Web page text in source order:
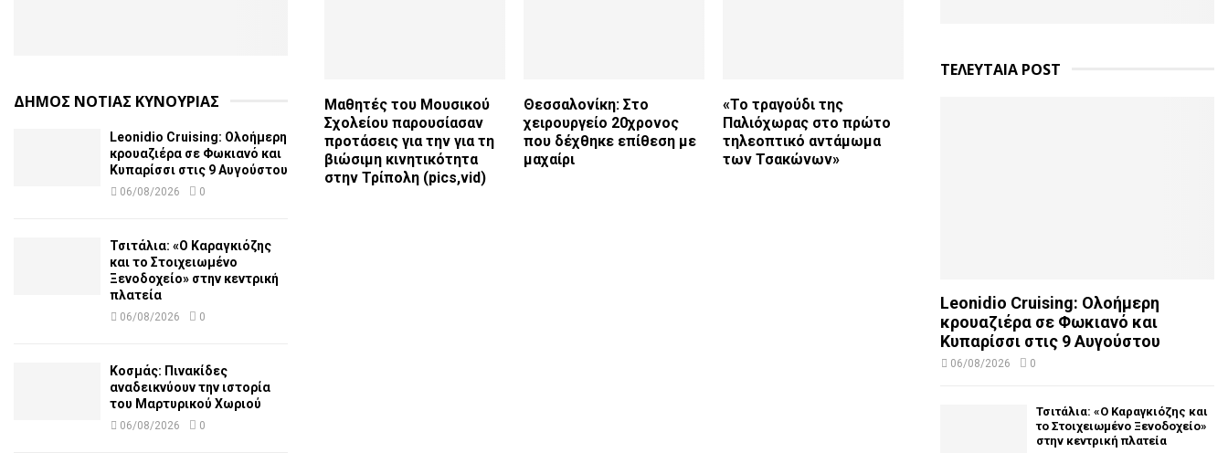
Μαθητές του Μουσικού
Σχολείου παρουσίασαν
προτάσεις για την για τη
βιώσιμη κινητικότητα
στην Τρίπολη (pics,vid)
Θεσσαλονίκη: Στο
χειρουργείο 20χρονος
που δέχθηκε επίθεση με
μαχαίρι
«Το τραγούδι της
Παλιόχωρας στο πρώτο
τηλεοπτικό αντάμωμα
των Τσακώνων»
ΔΗΜΟΣ ΝΟΤΙΑΣ ΚΥΝΟΥΡΙΑΣ
Leonidio Cruising: Ολοήμερη
κρουαζιέρα σε Φωκιανό και
Κυπαρίσσι στις 9 Αυγούστου
06/08/2026 0
Τσιτάλια: «Ο Καραγκιόζης
και το Στοιχειωμένο
Ξενοδοχείο» στην κεντρική
πλατεία
06/08/2026 0
Κοσμάς: Πινακίδες
αναδεικνύουν την ιστορία
του Μαρτυρικού Χωριού
06/08/2026 0
ΤΕΛΕΥΤΑΙΑ POST
Leonidio Cruising: Ολοήμερη
κρουαζιέρα σε Φωκιανό και
Κυπαρίσσι στις 9 Αυγούστου
06/08/2026 0
Τσιτάλια: «Ο Καραγκιόζης και
το Στοιχειωμένο Ξενοδοχείο»
στην κεντρική πλατεία